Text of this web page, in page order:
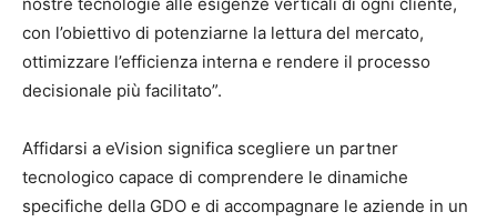
con l’obiettivo di potenziarne la lettura del mercato,
ottimizzare l’efficienza interna e rendere il processo
decisionale più facilitato”.
Affidarsi a eVision significa scegliere un partner
tecnologico capace di comprendere le dinamiche
specifiche della GDO e di accompagnare le aziende in un